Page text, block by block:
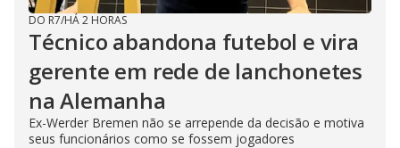
DO R7/HÁ 2 HORAS
Técnico abandona futebol e vira
gerente em rede de lanchonetes
na Alemanha
Ex-Werder Bremen não se arrepende da decisão e motiva
seus funcionários como se fossem jogadores